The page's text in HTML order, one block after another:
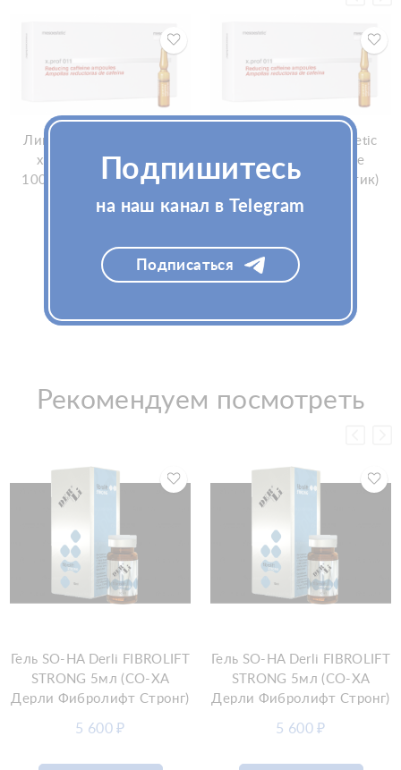
Липолитик Mesoestetic
x.prof 011 - caffeine
100х2мл (Мезоэстетик)
Липолитик Mesoestetic
x.prof 011 - caffeine
100х2мл (Мезоэстетик)
Рекомендуем посмотреть
Гель SO-HA Derli FIBROLIFT
STRONG 5мл (СО-ХА
Дерли Фибролифт Стронг)
5 600₽
Гель SO-HA Derli FIBROLIFT
STRONG 5мл (СО-ХА
Дерли Фибролифт Стронг)
5 600₽
Подпишитесь
на наш канал в Telegram
Подписаться